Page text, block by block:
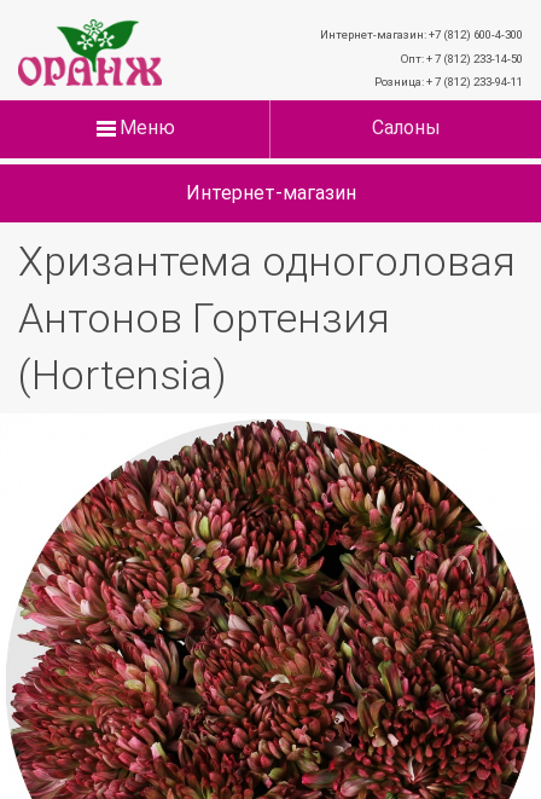
Интернет-магазин: +7 (812) 600-4-300
Опт: + 7 (812) 233-14-50
Розница: + 7 (812) 233-94-11
Меню Салоны
Интернет-магазин
Хризантема одноголовая
Антонов Гортензия
(Hortensia)